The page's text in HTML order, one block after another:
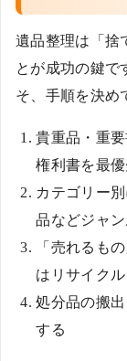
遺品整理は「捨
とが成功の鍵で
そ、手順を決め
貴重品・重
権利書を最
カテゴリー
品などジャ
「売れるも
はリサイク
処分品の搬
する